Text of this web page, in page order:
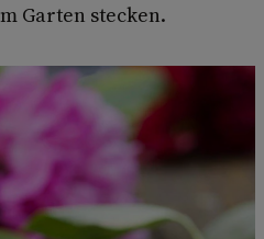
Garten stecken.